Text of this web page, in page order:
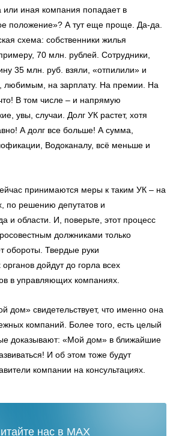
иная компания попадает в
положение»? А тут еще проще. Да-да.
схема: собственники жилья
70 млн. рублей. Сотрудники,
35 млн. руб. взяли, «отпилили» и
любимым, на зарплату. На премии. На
В том числе – и напрямую
увы, случаи. Долг УК растет, хотя
А долг все больше! А сумма,
Водоканалу, всё меньше и
принимаются меры к таким УК – на
по решению депутатов и
и области. И, поверьте, этот процесс
должниками только
обороты. Твердые руки
дойдут до горла всех
в управляющих компаниях.
дом» свидетельствует, что именно она
компаний. Более того, есть целый
доказывают: «Мой дом» в ближайшие
И об этом тоже будут
компании на консультациях.
нас в MAX